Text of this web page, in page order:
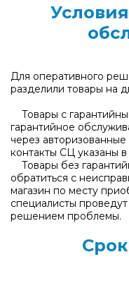
Для оперативного
разделили товары на
Товары с
гарантийное
через
контакты СЦ указаны
Товары без
обратиться с
магазин по месту
специалисты
решением проблемы.